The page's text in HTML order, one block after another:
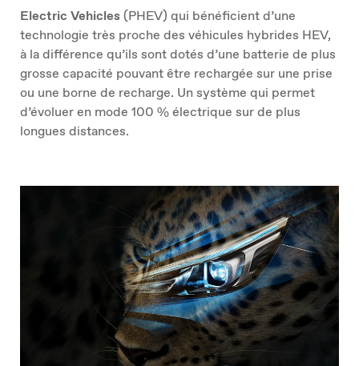
Electric Vehicles(PHEV) qui bénéficient d’une
technologie très proche des véhicules hybrides HEV,
à la différence qu’ils sont dotés d’une batterie de plus
grosse capacité pouvant être rechargée sur une prise
ou une borne de recharge. Un système qui permet
d’évoluer en mode 100 % électrique sur de plus
longues distances.